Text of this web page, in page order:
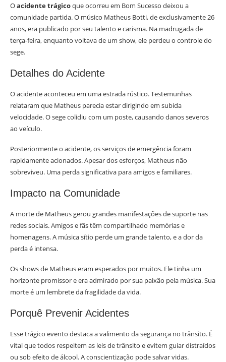
Oacidente trágicoque ocorreu em Bom Sucesso deixou a
comunidade partida. O músico Matheus Botti, de exclusivamente 26
anos, era publicado por seu talento e carisma. Na madrugada de
terça-feira, enquanto voltava de um show, ele perdeu o controle do
sege.
Detalhes do Acidente
O acidente aconteceu em uma estrada rústico. Testemunhas
relataram que Matheus parecia estar dirigindo em subida
velocidade. O sege colidiu com um poste, causando danos severos
ao veículo.
Posteriormente o acidente, os serviços de emergência foram
rapidamente acionados. Apesar dos esforços, Matheus não
sobreviveu. Uma perda significativa para amigos e familiares.
Impacto na Comunidade
A morte de Matheus gerou grandes manifestações de suporte nas
redes sociais. Amigos e fãs têm compartilhado memórias e
homenagens. A música sítio perde um grande talento, e a dor da
perda é intensa.
Os shows de Matheus eram esperados por muitos. Ele tinha um
horizonte promissor e era admirado por sua paixão pela música. Sua
morte é um lembrete da fragilidade da vida.
Porquê Prevenir Acidentes
Esse trágico evento destaca a valimento da segurança no trânsito. É
vital que todos respeitem as leis de trânsito e evitem guiar distraídos
ou sob efeito de álcool. A conscientização pode salvar vidas.